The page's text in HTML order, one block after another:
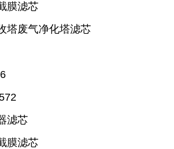
膜滤芯
塔废气净化塔滤芯
滤芯
膜滤芯